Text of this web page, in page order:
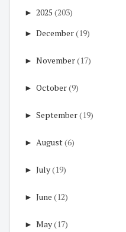
► 2025 (203)
► December(19)
► November(17)
► October(9)
► September(19)
► August(6)
► July(19)
► June (12)
► May(17)